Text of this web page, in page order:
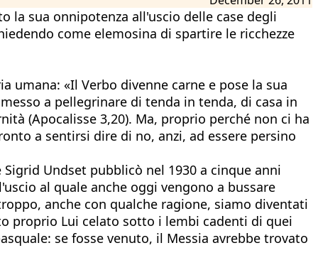
la sua onnipotenza all'uscio delle case degli
come elemosina di spartire le ricchezze
umana: «Il Verbo divenne carne e pose la sua
a pellegrinare di tenda in tenda, di casa in
(Apocalisse 3,20). Ma, proprio perché non ci ha
a sentirsi dire di no, anzi, ad essere persino
Undset pubblicò nel 1930 a cinque anni
al quale anche oggi vengono a bussare
anche con qualche ragione, siamo diventati
proprio Lui celato sotto i lembi cadenti di quei
se fosse venuto, il Messia avrebbe trovato